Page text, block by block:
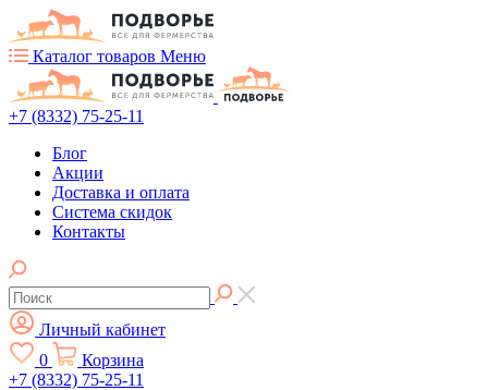
Каталог товаров Меню
+7 (8332) 75-25-11
Блог
Акции
Доставка и оплата
Система скидок
Контакты
Личный кабинет
0
Корзина
+7 (8332) 75-25-11